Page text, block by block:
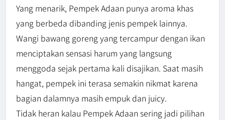
Yang menarik, Pempek Adaan punya aroma khas
yang berbeda dibanding jenis pempek lainnya.
Wangi bawang goreng yang tercampur dengan ikan
menciptakan sensasi harum yang langsung
menggoda sejak pertama kali disajikan. Saat masih
hangat, pempek ini terasa semakin nikmat karena
bagian dalamnya masih empuk dan juicy.
Tidak heran kalau Pempek Adaan sering jadi pilihan